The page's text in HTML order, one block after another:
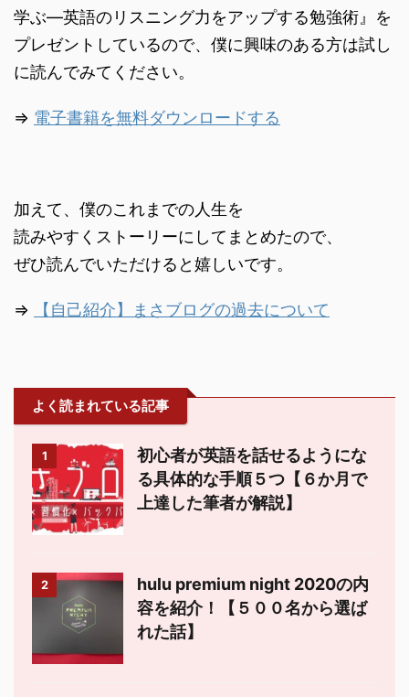
学ぶ―英語のリスニング力をアップする勉強術』を
プレゼントしているので、僕に興味のある方は試し
に読んでみてください。
⇒ 電子書籍を無料ダウンロードする
加えて、僕のこれまでの人生を
読みやすくストーリーにしてまとめたので、
ぜひ読んでいただけると嬉しいです。
⇒ 【自己紹介】まさブログの過去について
よく読まれている記事
1
初心者が英語を話せるようにな
る具体的な手順５つ【６か月で
上達した筆者が解説】
2
hulu premium night 2020の内
容を紹介！【５００名から選ば
れた話】